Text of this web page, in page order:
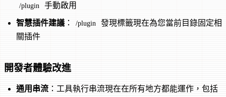
/plugin 手動啟用
智慧插件建議 ： /plugin
發現標籤現在為您當前目錄固定相
關插件
開發者體驗改進
通用串流 ：工具執行串流現在在所有地方都能運作，包括